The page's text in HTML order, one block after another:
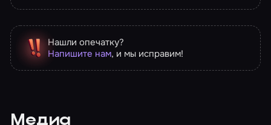
Нашли опечатку?
Напишите нам, и мы исправим!
Медиа